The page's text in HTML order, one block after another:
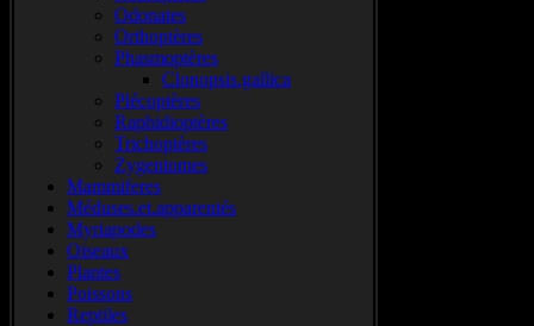
Odonates
Orthoptères
Phasmoptères
Clonopsis.gallica
Plécoptères
Raphidioptères
Trichoptères
Zygentomes
Mammiferes
Méduses.et.apparentés
Myriapodes
Oiseaux
Plantes
Poissons
Reptiles